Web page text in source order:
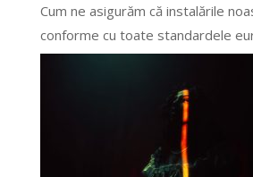
Cum ne asigurăm că instalările
conforme cu toate standardele